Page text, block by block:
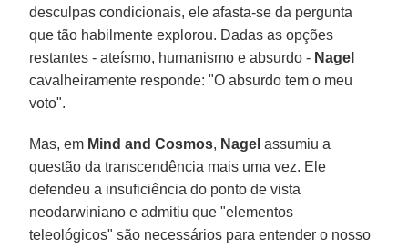
desculpas condicionais, ele afasta-se da pergunta
que tão habilmente explorou. Dadas as opções
restantes - ateísmo, humanismo e absurdo - Nagel
cavalheiramente responde: "O absurdo tem o meu
voto".
Mas, em Mind and Cosmos, Nagel assumiu a
questão da transcendência mais uma vez. Ele
defendeu a insuficiência do ponto de vista
neodarwiniano e admitiu que "elementos
teleológicos" são necessários para entender o nosso